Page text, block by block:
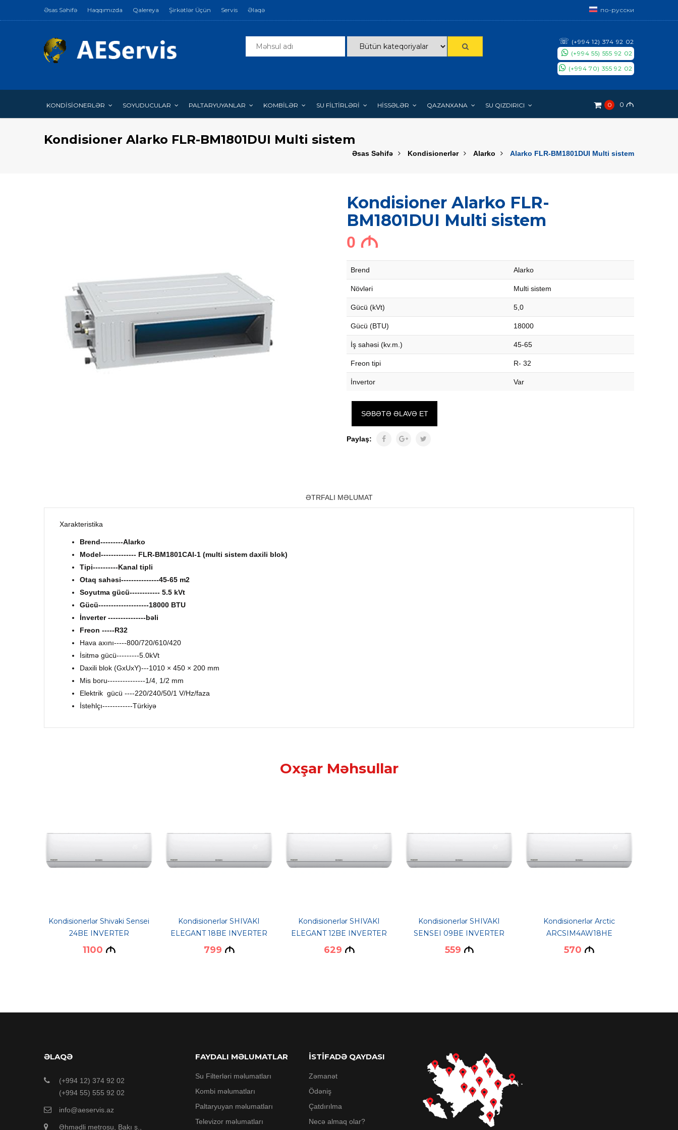
Əsas Səhifə Haqqımızda Qalereya Şirkətlər Üçün Servis Əlaqə по-русски
☏ (+994 12) 374 92 02
(+994 55) 555 92 02
(+994 70) 355 92 02
KONDİSİONERLƏR SOYUDUCULAR PALTARYUYANLAR KOMBİLƏR SU FİLTİRLƏRİ HİSSƏLƏR QAZANXANA SU QIZDIRICI 0 0 M
Kondisioner Alarko FLR-BM1801DUI Multi sistem
Əsas Səhifə Kondisionerlər Alarko Alarko FLR-BM1801DUI Multi sistem
Kondisioner Alarko FLR-
BM1801DUI Multi sistem
0 M
Brend Alarko
Növləri Multi sistem
Gücü (kVt) 5,0
Gücü (BTU) 18000
İş sahəsi (kv.m.) 45-65
Freon tipi R- 32
İnvertor Var
SƏBƏTƏ ƏLAVƏ ET
Paylaş:
ƏTRFALI MƏLUMAT
Xarakteristika
Brend---------Alarko
Model-------------- FLR-BM1801CAI-1 (multi sistem daxili blok)
Tipi----------Kanal tipli
Otaq sahəsi---------------45-65 m2
Soyutma gücü------------ 5.5 kVt
Gücü--------------------18000 BTU
İnverter ---------------bəli
Freon -----R32
Hava axını-----800/720/610/420
İsitmə gücü---------5.0kVt
Daxili blok (GxUxY)---1010 × 450 × 200 mm
Mis boru---------------1/4, 1/2 mm
Elektrik gücü ----220/240/50/1 V/Hz/faza
İstehlçı------------Türkiyə
Oxşar Məhsullar
Kondisionerlər Shivaki Sensei
24BE INVERTER
1100 M
Kondisionerlər SHIVAKI
ELEGANT 18BE INVERTER
799 M
Kondisionerlər SHIVAKI
ELEGANT 12BE INVERTER
629 M
Kondisionerlər SHIVAKI
SENSEI 09BE INVERTER
559 M
Kondisionerlər Arctic
ARCSIM4AW18HE
570 M
ƏLAQƏ
(+994 12) 374 92 02
(+994 55) 555 92 02
info@aeservis.az
Əhmədli metrosu, Bakı ş.,
FAYDALI MƏLUMATLAR
Su Filterləri məlumatları
Kombi məlumatları
Paltaryuyan məlumatları
Televizor məlumatları
İSTİFADƏ QAYDASI
Zəmanət
Ödəniş
Çatdırılma
Necə almaq olar?